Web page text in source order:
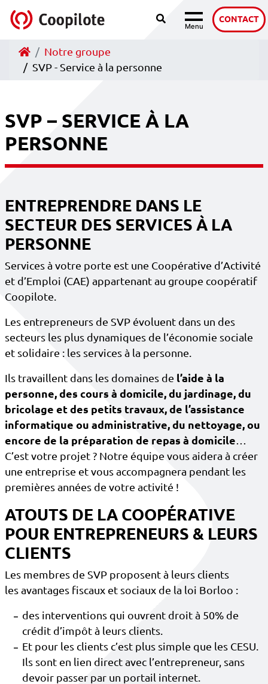
Accéder au contenu Recherche
MenuNavigation
CONTACT
AccueilNotre groupe
SVP - Service à la personne
SVP – SERVICE À LA
PERSONNE
ENTREPRENDRE DANS LE
SECTEUR DES SERVICES À LA
PERSONNE
Services à votre porte est une Coopérative d’Activité
et d’Emploi (CAE) appartenant au groupe coopératif
Coopilote.
Les entrepreneurs de SVP évoluent dans un des
secteurs les plus dynamiques de l’économie sociale
et solidaire : les services à la personne.
Ils travaillent dans les domaines de l’aide à la
personne, des cours à domicile, du jardinage, du
bricolage et des petits travaux, de l’assistance
informatique ou administrative, du nettoyage, ou
encore de la préparation de repas à domicile
C’est votre projet ? Notre équipe vous aidera à créer
une entreprise et vous accompagnera pendant les
premières années de votre activité !
ATOUTS DE LA COOPÉRATIVE
POUR ENTREPRENEURS & LEURS
CLIENTS
Les membres de SVP proposent à leurs clients
les avantages fiscaux et sociaux de la loi Borloo :
des interventions qui ouvrent droit à 50% de
crédit d’impôt à leurs clients.
Et pour les clients c’est plus simple que les CESU.
Ils sont en lien direct avec l’entrepreneur, sans
devoir passer par un portail internet.